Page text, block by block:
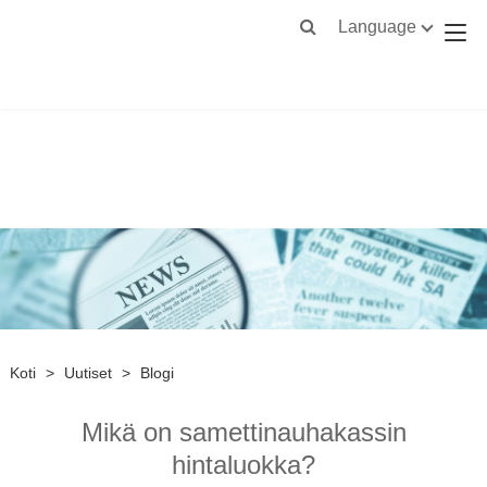
Language
Koti > Uutiset > Blogi
Mikä on samettinauhakassin
hintaluokka?